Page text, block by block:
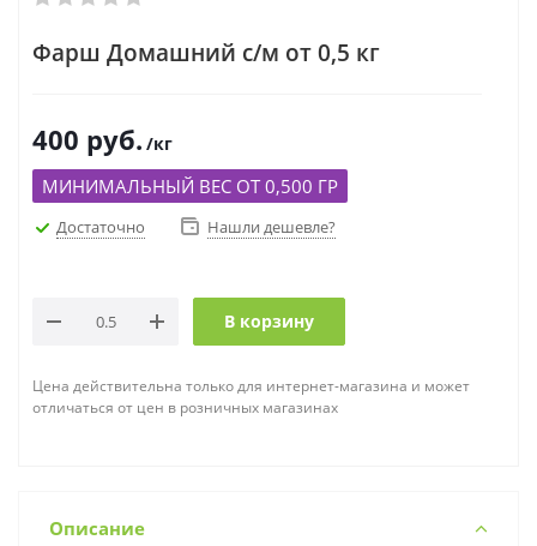
Фарш Домашний с/м от 0,5 кг
400 руб. /кг
МИНИМАЛЬНЫЙ ВЕС ОТ 0,500 ГР
Достаточно Нашли дешевле?
В корзину
Цена действительна только для интернет-магазина и может
отличаться от цен в розничных магазинах
Описание